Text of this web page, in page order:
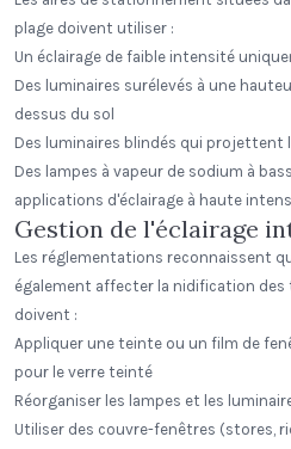
plage doivent utiliser :
Un éclairage de faible intensité
Des luminaires surélevés à une
dessus du sol
Des luminaires blindés qui projettent
Des lampes à vapeur de sodium à
applications d'éclairage à haute
Gestion de l'éclairage
Les réglementations reconnaissent
également affecter la nidification des
doivent :
Appliquer une teinte ou un film de
pour le verre teinté
Réorganiser les lampes et les
Utiliser des couvre-fenêtres (stores,